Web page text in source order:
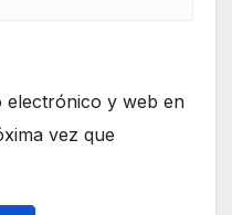
electrónico y web en
vez que